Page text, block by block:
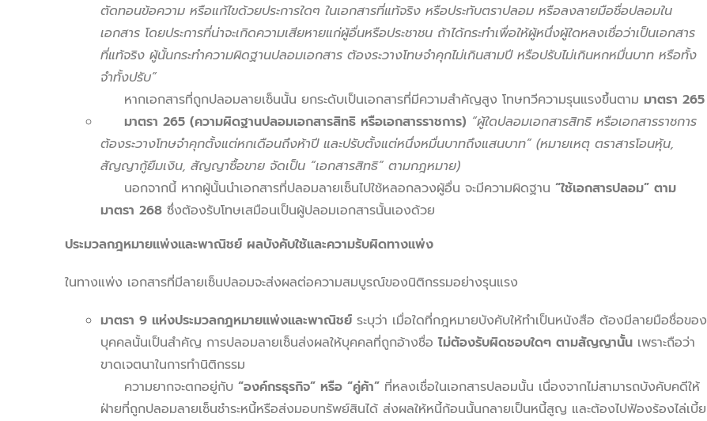
ตัดทอนข้อความ หรือแก้ไขด้วยประการใดๆ ในเอกสารที่แท้จริง หรือประทับตราปลอม หรือลงลายมือชื่อปลอมใน
เอกสาร โดยประการที่น่าจะเกิดความเสียหายแก่ผู้อื่นหรือประชาชน ถ้าได้กระทำเพื่อให้ผู้หนึ่งผู้ใดหลงเชื่อว่าเป็นเอกสาร
ที่แท้จริง ผู้นั้นกระทำความผิดฐานปลอมเอกสาร ต้องระวางโทษจำคุกไม่เกินสามปี หรือปรับไม่เกินหกหมื่นบาท หรือทั้ง
จำทั้งปรับ”
หากเอกสารที่ถูกปลอมลายเซ็นนั้น ยกระดับเป็นเอกสารที่มีความสำคัญสูง โทษทวีความรุนแรงขึ้นตาม มาตรา 265
มาตรา 265 (ความผิดฐานปลอมเอกสารสิทธิ หรือเอกสารราชการ) “ผู้ใดปลอมเอกสารสิทธิ หรือเอกสารราชการ
ต้องระวางโทษจำคุกตั้งแต่หกเดือนถึงห้าปี และปรับตั้งแต่หนึ่งหมื่นบาทถึงแสนบาท” (หมายเหตุ ตราสารโอนหุ้น,
สัญญากู้ยืมเงิน, สัญญาซื้อขาย จัดเป็น “เอกสารสิทธิ” ตามกฎหมาย)
นอกจากนี้ หากผู้นั้นนำเอกสารที่ปลอมลายเซ็นไปใช้หลอกลวงผู้อื่น จะมีความผิดฐาน “ใช้เอกสารปลอม” ตาม
มาตรา 268 ซึ่งต้องรับโทษเสมือนเป็นผู้ปลอมเอกสารนั้นเองด้วย
ประมวลกฎหมายแพ่งและพาณิชย์ ผลบังคับใช้และความรับผิดทางแพ่ง
ในทางแพ่ง เอกสารที่มีลายเซ็นปลอมจะส่งผลต่อความสมบูรณ์ของนิติกรรมอย่างรุนแรง
มาตรา 9 แห่งประมวลกฎหมายแพ่งและพาณิชย์ ระบุว่า เมื่อใดที่กฎหมายบังคับให้ทำเป็นหนังสือ ต้องมีลายมือชื่อของ
บุคคลนั้นเป็นสำคัญ การปลอมลายเซ็นส่งผลให้บุคคลที่ถูกอ้างชื่อไม่ต้องรับผิดชอบใดๆ ตามสัญญานั้น เพราะถือว่า
ขาดเจตนาในการทำนิติกรรม
ความยากจะตกอยู่กับ “องค์กรธุรกิจ” หรือ “คู่ค้า” ที่หลงเชื่อในเอกสารปลอมนั้น เนื่องจากไม่สามารถบังคับคดีให้
ฝ่ายที่ถูกปลอมลายเซ็นชำระหนี้หรือส่งมอบทรัพย์สินได้ ส่งผลให้หนี้ก้อนนั้นกลายเป็นหนี้สูญ และต้องไปฟ้องร้องไล่เบี้ย